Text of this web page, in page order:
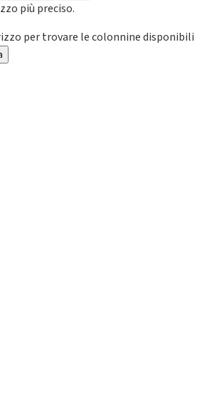
più preciso.
per trovare le colonnine disponibili